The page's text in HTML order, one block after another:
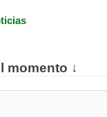
momento ↓